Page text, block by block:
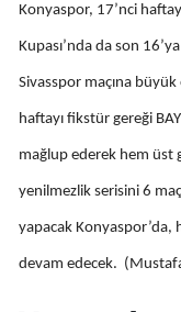
Konyaspor, 17’nci
Kupası’nda da son
Sivasspor maçına büyük
haftayı fikstür gereği
mağlup ederek hem üst
yenilmezlik serisini 6
yapacak Konyaspor’da,
devam edecek.